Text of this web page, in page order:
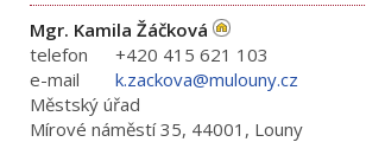
Mgr. Kamila Žáčková
telefon
+420 415 621 103
e-mail
k.zackova@mulouny.cz
Městský úřad
Mírové náměstí 35, 44001, Louny